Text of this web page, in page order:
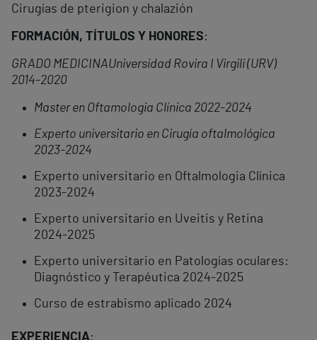
Cirugías de pterigion y chalazión
FORMACIÓN, TÍTULOS Y HONORES:
GRADO MEDICINAUniversidad Rovira I Virgili (URV)
2014-2020
Master en Oftamologia Clínica 2022-2024
Experto universitario en Cirugía oftalmológica
2023-2024
Experto universitario en Oftalmologia Clínica
2023-2024
Experto universitario en Uveitis y Retina
2024-2025
Experto universitario en Patologías oculares:
Diagnóstico y Terapéutica 2024-2025
Curso de estrabismo aplicado 2024